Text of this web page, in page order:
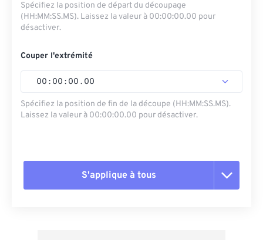
Spécifiez la position de départ du découpage
(HH:MM:SS.MS). Laissez la valeur à 00:00:00.00 pour
désactiver.
Couper l'extrémité
00 : 00 : 00 . 00
Spécifiez la position de fin de la découpe (HH:MM:SS.MS).
Laissez la valeur à 00:00:00.00 pour désactiver.
S'applique à tous